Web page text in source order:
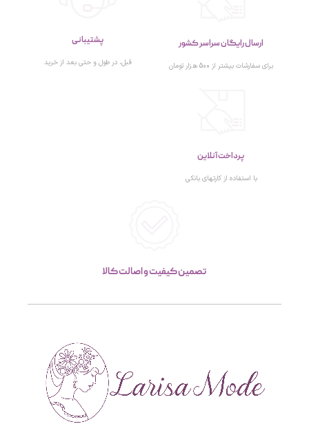
ارسال رایگان سراسر کشور
برای سفارشات بیشتر از 500 هزار تومان
پشتیبانی
قبل، در طول و حتی بعد از خرید
پرداخت آنلاین
با استفاده از کارتهای بانکی
تصمین کیفیت و اصالت کالا